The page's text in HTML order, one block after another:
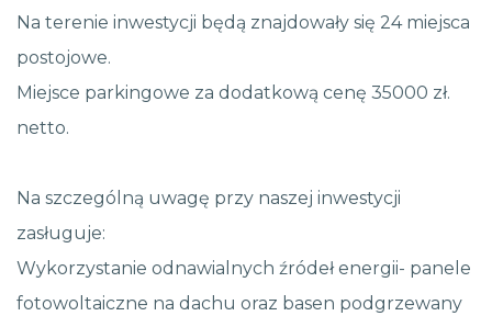
Na terenie inwestycji będą znajdowały się 24 miejsca
postojowe.
Miejsce parkingowe za dodatkową cenę 35000 zł.
netto.
Na szczególną uwagę przy naszej inwestycji
zasługuje:
Wykorzystanie odnawialnych źródeł energii- panele
fotowoltaiczne na dachu oraz basen podgrzewany